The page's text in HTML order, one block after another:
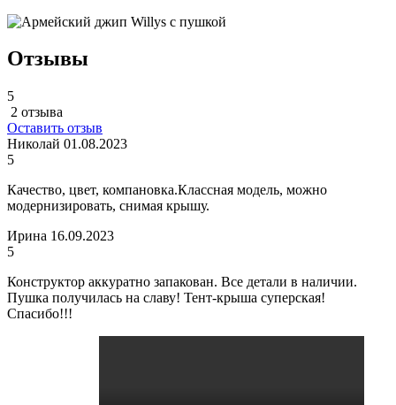
Отзывы
5
2 отзыва
Оставить отзыв
Николай 01.08.2023
5
Качество, цвет, компановка.Классная модель, можно
модернизировать, снимая крышу.
Ирина 16.09.2023
5
Конструктор аккуратно запакован. Все детали в наличии.
Пушка получилась на славу! Тент-крыша суперская!
Спасибо!!!